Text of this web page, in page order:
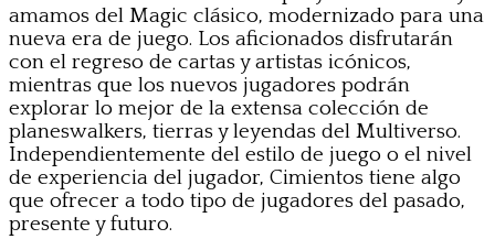
amamos del Magic clásico, modernizado para una
nueva era de juego. Los aficionados disfrutarán
con el regreso de cartas y artistas icónicos,
mientras que los nuevos jugadores podrán
explorar lo mejor de la extensa colección de
planeswalkers, tierras y leyendas del Multiverso.
Independientemente del estilo de juego o el nivel
de experiencia del jugador, Cimientos tiene algo
que ofrecer a todo tipo de jugadores del pasado,
presente y futuro.